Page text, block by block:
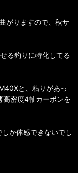
がりますので、秋サ
る釣りに特化してる
と、粘りがあっ
高密度4軸カーボンを
か体感できないでし